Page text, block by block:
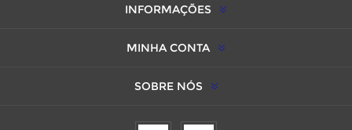
INFORMAÇÕES
MINHA CONTA
SOBRE NÓS